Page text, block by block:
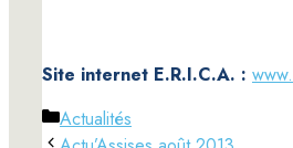
Site internet E.R.I.C.A. :
Catégories
Actualités